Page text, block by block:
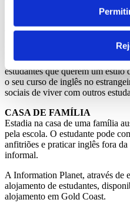
A Browns de Gold Coast dispõe
durante o curso de inglês na
As residências são
estudantes que querem um estilo
o seu curso de inglês no
sociais de viver com outros
CASA DE FAMÍLIA
Estadia na casa de uma família
pela escola. O estudante pode
anfitriões e praticar inglês fora
informal.
A Information Planet, através de
alojamento de estudantes,
alojamento em Gold Coast.